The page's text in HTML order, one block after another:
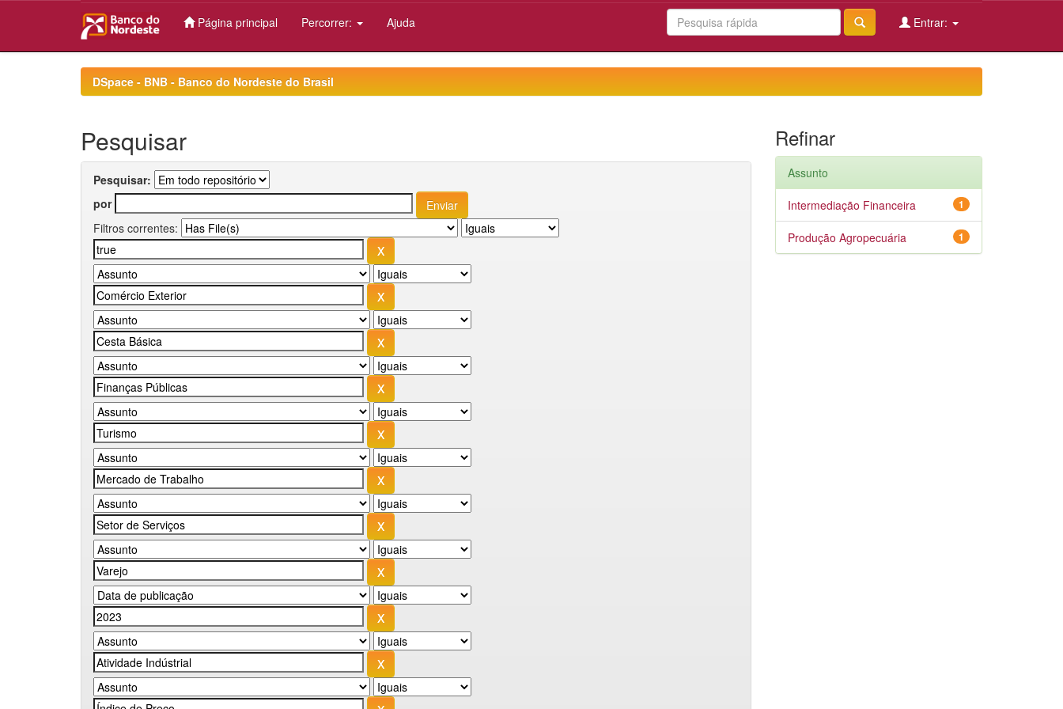
Página principal Percorrer: Ajuda Entrar:
DSpace - BNB - Banco do Nordeste do Brasil
Pesquisar
Pesquisar:
por
Filtros correntes:
Refinar
Assunto
1
Intermediação Financeira
1
Produção Agropecuária